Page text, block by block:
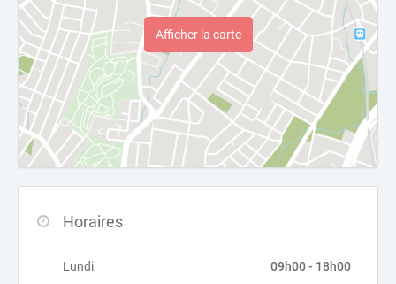
Afficher la carte
Horaires
Lundi 09h00 - 18h00